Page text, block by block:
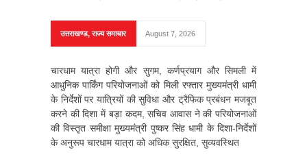
उत्तराखण्ड,राज्य समाचार August 7, 2026
चारधाम यात्रा होगी और सुगम, कर्णप्रयाग और सिमली में
आधुनिक पार्किंग परियोजनाओं को मिली रफ्तार मुख्यमंत्री धामी
के निर्देशों पर यात्रियों की सुविधा और ट्रैफिक प्रबंधन मजबूत
करने की दिशा में बड़ा कदम, सचिव आवास ने की परियोजनाओं
की विस्तृत समीक्षा मुख्यमंत्री पुष्कर सिंह धामी के दिशा-निर्देशों
के अनुरूप चारधाम यात्रा को अधिक सुरक्षित, सुव्यवस्थित